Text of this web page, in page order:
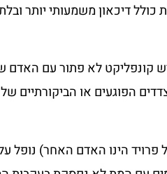
דיכאון משמעותי יותר
קונפליקט לא פתור עם
הפוגעים או הביקורתיים
הינו האדם האחר) נופל על